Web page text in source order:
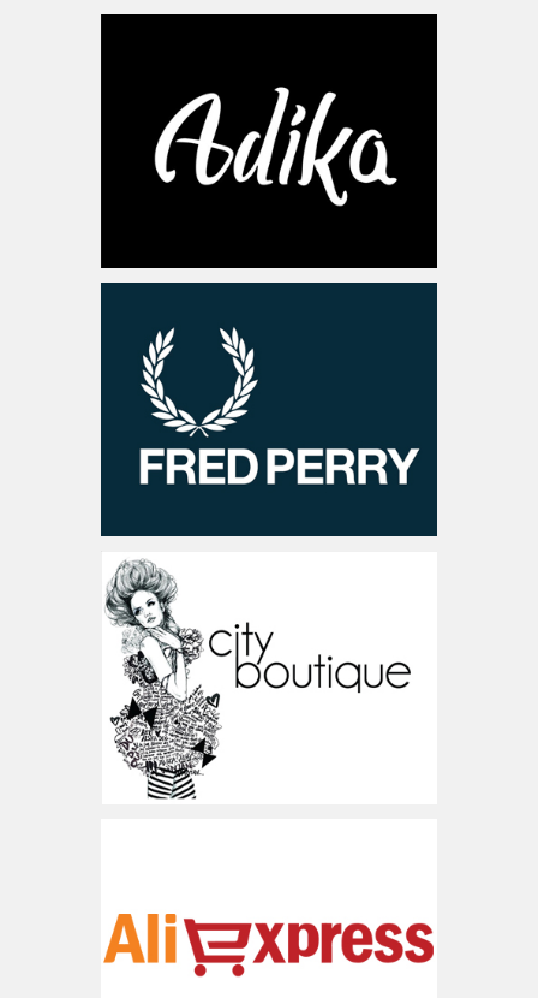
www.adikastyle.com
ישראל
www.fredperry.com
בריטניה
www.cityboutique.co.il
ישראל
סין